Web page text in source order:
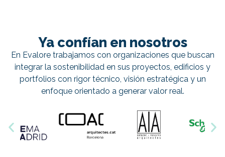
Ya confían en nosotros
En Evalore trabajamos con organizaciones que buscan
integrar la sostenibilidad en sus proyectos, edificios y
portfolios con rigor técnico, visión estratégica y un
enfoque orientado a generar valor real.